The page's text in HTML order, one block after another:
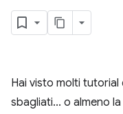
Hai visto molti
sbagliati... o almeno